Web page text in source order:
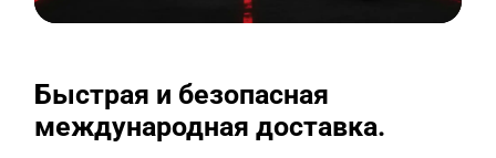
Быстрая и безопасная
международная доставка.